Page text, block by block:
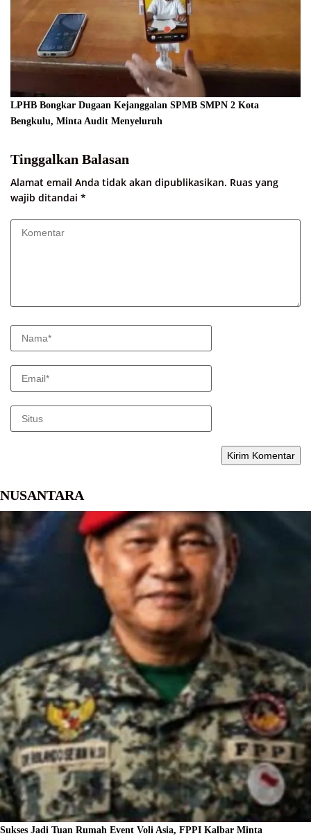
LPHB Bongkar Dugaan Kejanggalan SPMB SMPN 2 Kota
Bengkulu, Minta Audit Menyeluruh
Tinggalkan Balasan
Alamat email Anda tidak akan dipublikasikan. Ruas yang
wajib ditandai *
NUSANTARA
Sukses Jadi Tuan Rumah Event Voli Asia, FPPI Kalbar Minta